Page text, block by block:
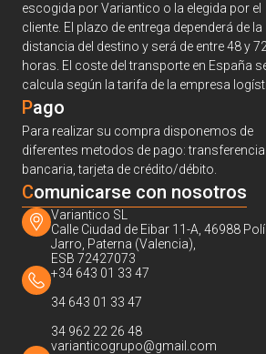
escogida por Variantico o la elegida por el
cliente. El plazo de entrega dependerá de la
distancia del destino y será de entre 48 y 72
horas. El coste del transporte en España
calcula según la tarifa de la empresa
Pago
Para realizar su compra disponemos de
diferentes metodos de pago: transferencia
bancaria, tarjeta de crédito/débito.
Comunicarse con nosotros
Variantico SL
Calle Ciudad de Eibar 11-A, 46988
Jarro, Paterna (Valencia),
ESB 72427073
+34 643 01 33 47
34 643 01 33 47
34 962 22 26 48
varianticogrupo@gmail.com